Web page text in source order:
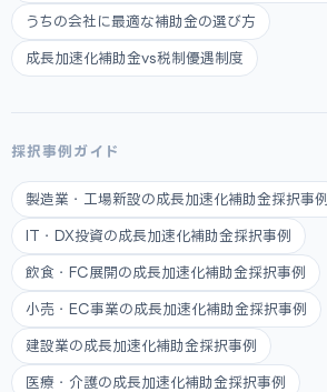
うちの会社に最適な補助金の選び方
成長加速化補助金vs税制優遇制度
採択事例ガイド
製造業・工場新設の成長加速化補助金採択事例
IT・DX投資の成長加速化補助金採択事例
飲食・FC展開の成長加速化補助金採択事例
小売・EC事業の成長加速化補助金採択事例
建設業の成長加速化補助金採択事例
医療・介護の成長加速化補助金採択事例